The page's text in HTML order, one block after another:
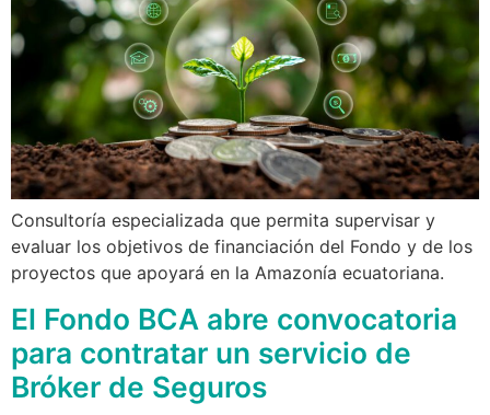
Consultoría especializada que permita supervisar y
evaluar los objetivos de financiación del Fondo y de los
proyectos que apoyará en la Amazonía ecuatoriana.
El Fondo BCA abre convocatoria
para contratar un servicio de
Bróker de Seguros